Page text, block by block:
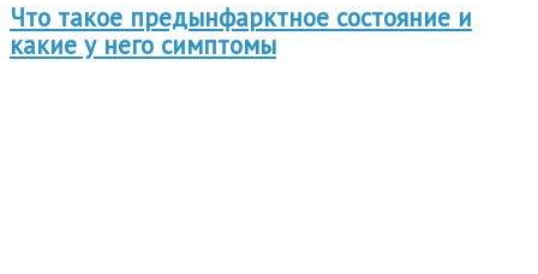
Что такое предынфарктное состояние и
какие у него симптомы